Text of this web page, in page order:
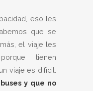
eso les
que se
el viaje les
tienen
viaje es difícil.
y que no